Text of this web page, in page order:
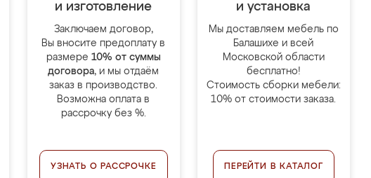
и изготовление
Заключаем договор,
Вы вносите предоплату в
размере 10% от суммы
договора, и мы отдаём
заказ в производство.
Возможна оплата в
рассрочку без %.
УЗНАТЬ О РАССРОЧКЕ
и установка
Мы доставляем мебель по
Балашихе и всей
Московской области
бесплатно!
Стоимость сборки мебели:
10% от стоимости заказа.
ПЕРЕЙТИ В КАТАЛОГ